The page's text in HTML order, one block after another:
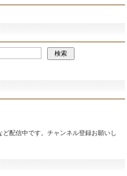
配信中です。チャンネル登録お願いし